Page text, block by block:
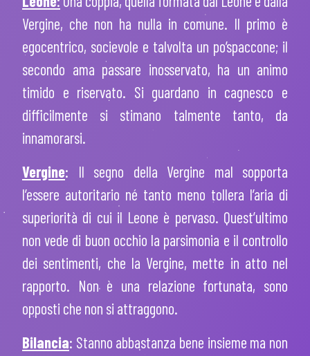
Vergine, che non ha nulla in comune. Il primo è
egocentrico, socievole e talvolta un po’spaccone; il
secondo ama passare inosservato, ha un animo
timido e riservato. Si guardano in cagnesco e
difficilmente si stimano talmente tanto, da
innamorarsi.
Vergine: Il segno della Vergine mal sopporta
l’essere autoritario né tanto meno tollera l’aria di
superiorità di cui il Leone è pervaso. Quest’ultimo
non vede di buon occhio la parsimonia e il controllo
dei sentimenti, che la Vergine, mette in atto nel
rapporto. Non è una relazione fortunata, sono
opposti che non si attraggono.
Bilancia: Stanno abbastanza bene insieme ma non